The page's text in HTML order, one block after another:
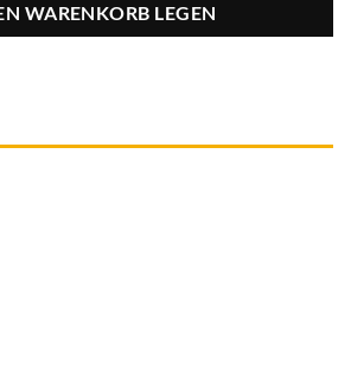
WARENKORB LEGEN